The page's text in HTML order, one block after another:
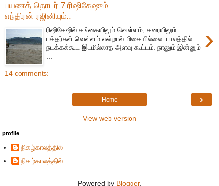
பயணத் தொடர் 7 ரிஷிகேஷும்
எந்திரன் ரஜினியும்..
›
ரிஷிகேஷில் கங்கையிலும் வெள்ளம், கரையிலும்
பக்தர்கள் வெள்ளம் என்றால் மிகையில்லை. பாலத்தில்
நடக்கக்கூட இடமில்லாத அளவு கூட்டம். நானும் இன்னும்
14 comments:
›
Home
View web version
profile
நிகழ்காலத்தில்
நிகழ்காலத்தில்...
Powered by Blogger.